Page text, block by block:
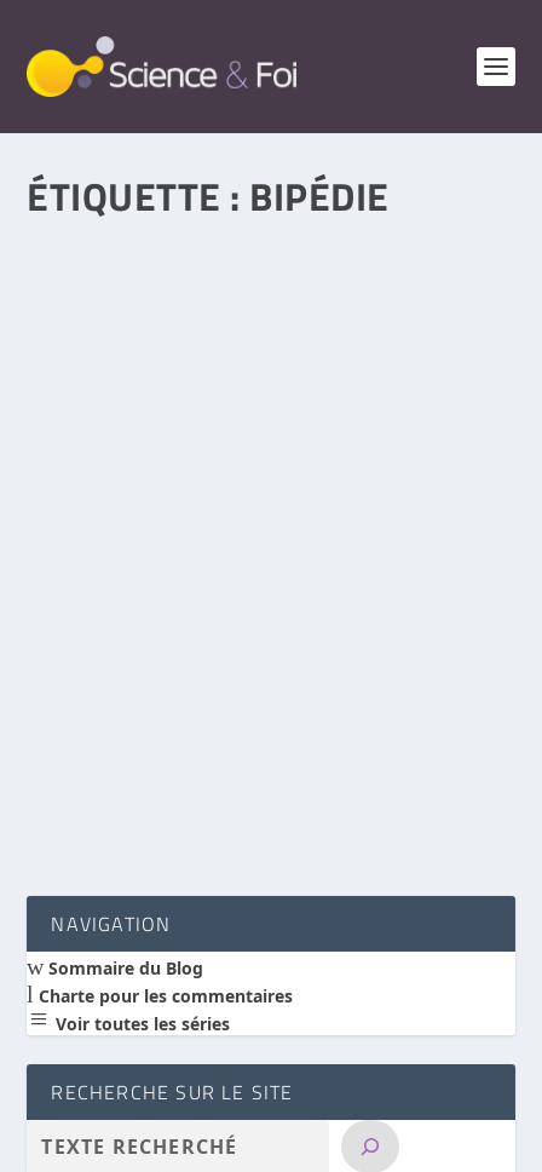
ÉTIQUETTE : BIPÉDIE
NAVIGATION
wSommaire du Blog
l Charte pour les commentaires
a Voir toutes les séries
RECHERCHE SUR LE SITE